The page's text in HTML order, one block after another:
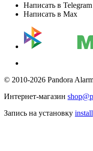
Написать в Telegram
Написать в Max
© 2010-2026 Pandora
Интернет-магазин
Запись на установку